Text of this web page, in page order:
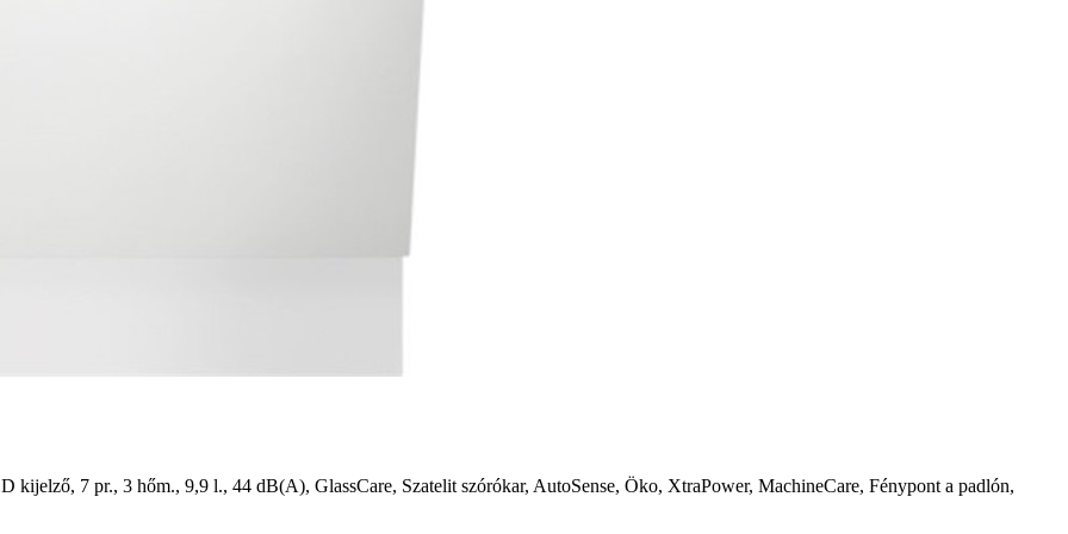
7 pr., 3 hőm., 9,9 l., 44 dB(A), GlassCare, Szatelit szórókar, AutoSense, Öko, XtraPower, MachineCare, Fénypont a padlón,